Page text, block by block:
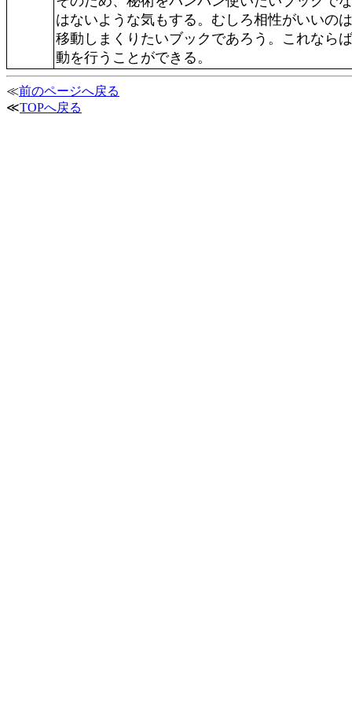
はないような気もする。むしろ相性がいいの
移動しまくりたいブックであろう。これなら
動を行うことができる。
≪前のページへ戻る
≪TOPへ戻る